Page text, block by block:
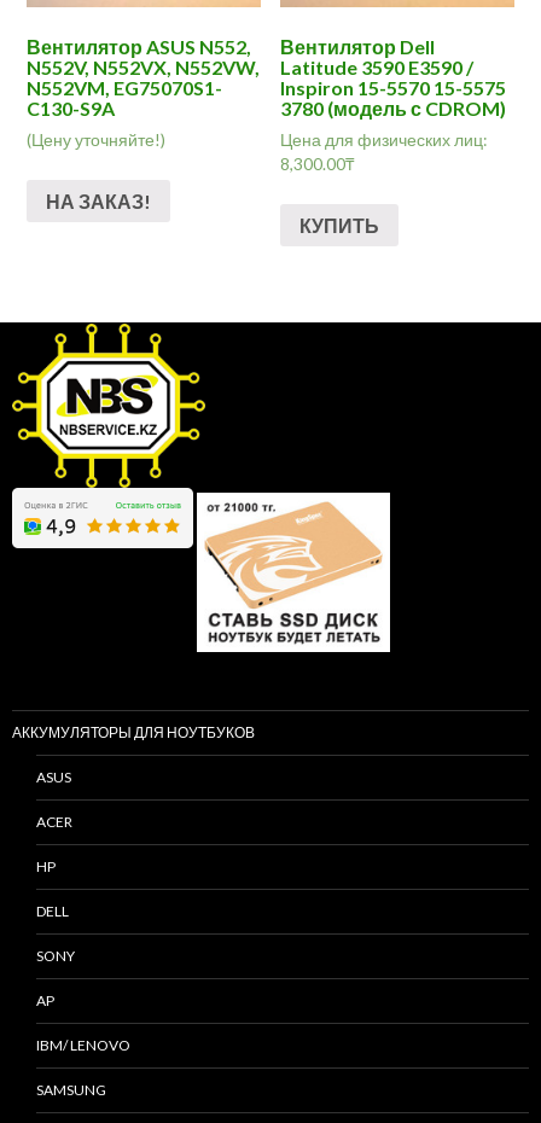
Вентилятор ASUS N552,
N552V, N552VX, N552VW,
N552VM, EG75070S1-
C130-S9A
(Цену уточняйте!)
НА ЗАКАЗ!
Вентилятор Dell
Latitude 3590 E3590 /
Inspiron 15-5570 15-5575
3780 (модель с CDROM)
Цена для физических лиц:
8,300.00₸
КУПИТЬ
АККУМУЛЯТОРЫ ДЛЯ НОУТБУКОВ
ASUS
ACER
HP
DELL
SONY
AP
IBM/ LENOVO
SAMSUNG